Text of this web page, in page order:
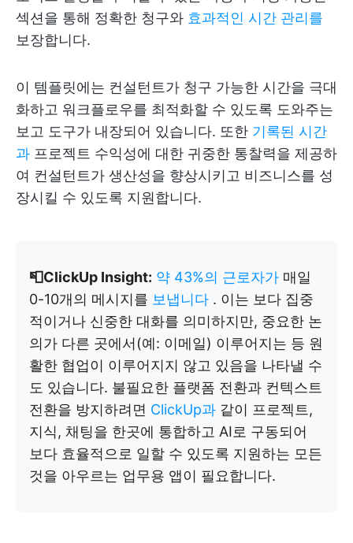
섹션을 통해 정확한 청구와 효과적인 시간 관리를
보장합니다.
이 템플릿에는 컨설턴트가 청구 가능한 시간을 극대
화하고 워크플로우를 최적화할 수 있도록 도와주는
보고 도구가 내장되어 있습니다. 또한 기록된 시간
과 프로젝트 수익성에 대한 귀중한 통찰력을 제공하
여 컨설턴트가 생산성을 향상시키고 비즈니스를 성
장시킬 수 있도록 지원합니다.
📮ClickUp Insight: 약 43%의 근로자가 매일
0-10개의 메시지를 보냅니다 . 이는 보다 집중
적이거나 신중한 대화를 의미하지만, 중요한 논
의가 다른 곳에서(예: 이메일) 이루어지는 등 원
활한 협업이 이루어지지 않고 있음을 나타낼 수
도 있습니다. 불필요한 플랫폼 전환과 컨텍스트
전환을 방지하려면 ClickUp과 같이 프로젝트,
지식, 채팅을 한곳에 통합하고 AI로 구동되어
보다 효율적으로 일할 수 있도록 지원하는 모든
것을 아우르는 업무용 앱이 필요합니다.